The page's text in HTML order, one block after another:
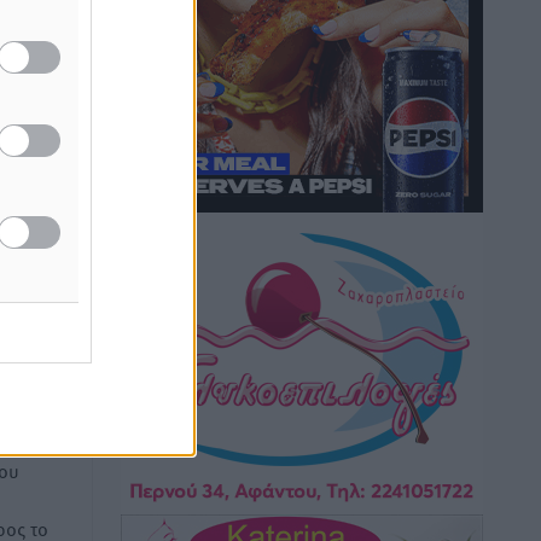
το
Τα Γλυπτά του Παρθενώνα ως
προσωπικό δώρο στον Τραμπ
Δημο-Κρίσεις• πριν 6 ώρες
Το στενό της Κρεμαστής μπήκε στη
λίστα των 7 θαυμάτων της αναμονής
Δημο-Κρίσεις• πριν 6 ώρες
ΣΕΤΕ: Σημαντική θεσμική εξέλιξη η
ΚΥΑ για το ΕΧΠ για τον τουρισμό
• πριν 7 ώρες
Γ. Χατζημάρκος: “Δύο μεγάλες
δεσμεύσεις Γεωργιάδη” – Κίνητρα για
τους γιατρούς των νησιών και
συνεργασία Ρόδου με το Αττικόν για το
Ακτινοθεραπευτικό